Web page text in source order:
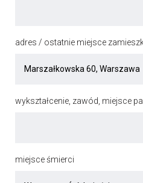
adres / ostatnie miejsce
wykształcenie, zawód, miejsce
miejsce śmierci